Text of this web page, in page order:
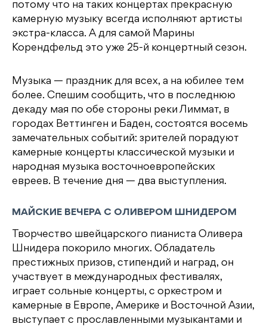
потому что на таких концертах прекрасную
камерную музыку всегда исполняют артисты
экстра-класса. А для самой Марины
Корендфельд это уже 25-й концертный сезон.
Музыка — праздник для всех, а на юбилее тем
более. Спешим сообщить, что в последнюю
декаду мая по обе стороны реки Лиммат, в
городах Веттинген и Баден, состоятся восемь
замечательных событий: зрителей порадуют
камерные концерты классической музыки и
народная музыка восточноевропейских
евреев. В течение дня — два выступления.
МАЙСКИЕ ВЕЧЕРА С ОЛИВЕРОМ ШНИДЕРОМ
Творчество швейцарского пианиста Оливера
Шнидера покорило многих. Обладатель
престижных призов, стипендий и наград, он
участвует в международных фестивалях,
играет сольные концерты, с оркестром и
камерные в Европе, Америке и Восточной Азии,
выступает с прославленными музыкантами и